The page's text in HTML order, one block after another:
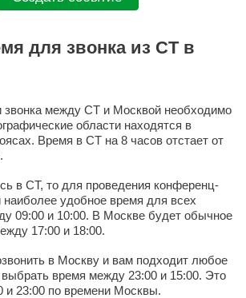
для звонка из CT в
звонка между CT и Москвой необходимо
области находятся в
Время в CT на 8 часов отстает от
в CT, то для проведения конференц-
наиболее удобное время для всех
09:00 и 10:00. В Москве будет обычное
17:00 и 18:00.
в Москву и вам подходит любое
время между 23:00 и 15:00. Это
и 23:00 по времени Москвы.